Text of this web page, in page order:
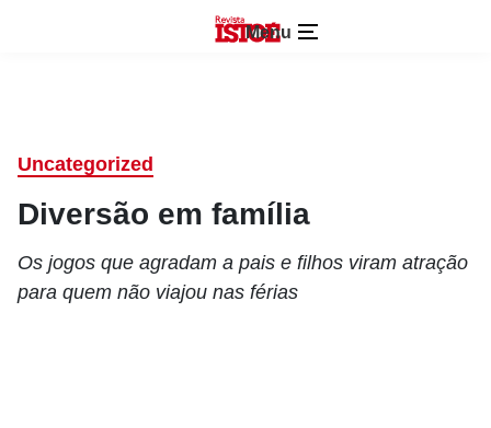
Menu
Uncategorized
Diversão em família
Os jogos que agradam a pais e filhos viram atração
para quem não viajou nas férias